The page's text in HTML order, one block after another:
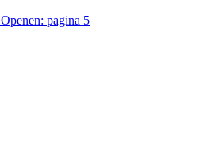
Openen: pagina 5